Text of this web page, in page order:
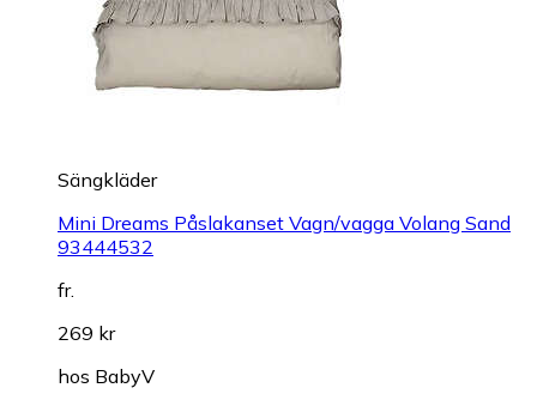
Sängkläder
Mini Dreams Påslakanset Vagn/vagga Volang Sand
93444532
fr.
269 kr
hos BabyV